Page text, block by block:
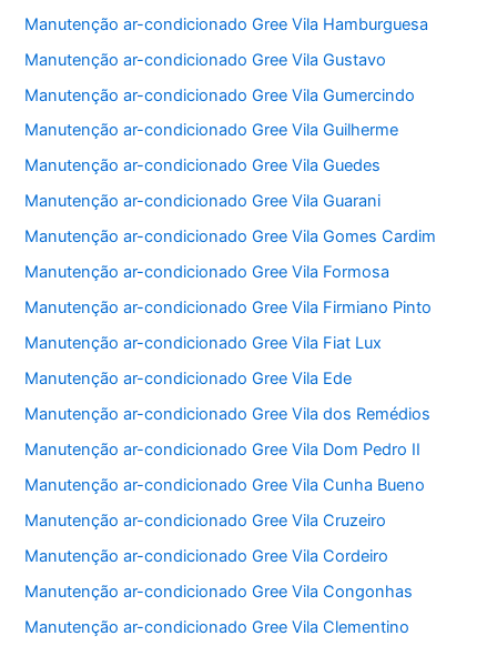
Manutenção ar-condicionado Gree Vila Hamburguesa
Manutenção ar-condicionado Gree Vila Gustavo
Manutenção ar-condicionado Gree Vila Gumercindo
Manutenção ar-condicionado Gree Vila Guilherme
Manutenção ar-condicionado Gree Vila Guedes
Manutenção ar-condicionado Gree Vila Guarani
Manutenção ar-condicionado Gree Vila Gomes Cardim
Manutenção ar-condicionado Gree Vila Formosa
Manutenção ar-condicionado Gree Vila Firmiano Pinto
Manutenção ar-condicionado Gree Vila Fiat Lux
Manutenção ar-condicionado Gree Vila Ede
Manutenção ar-condicionado Gree Vila dos Remédios
Manutenção ar-condicionado Gree Vila Dom Pedro II
Manutenção ar-condicionado Gree Vila Cunha Bueno
Manutenção ar-condicionado Gree Vila Cruzeiro
Manutenção ar-condicionado Gree Vila Cordeiro
Manutenção ar-condicionado Gree Vila Congonhas
Manutenção ar-condicionado Gree Vila Clementino